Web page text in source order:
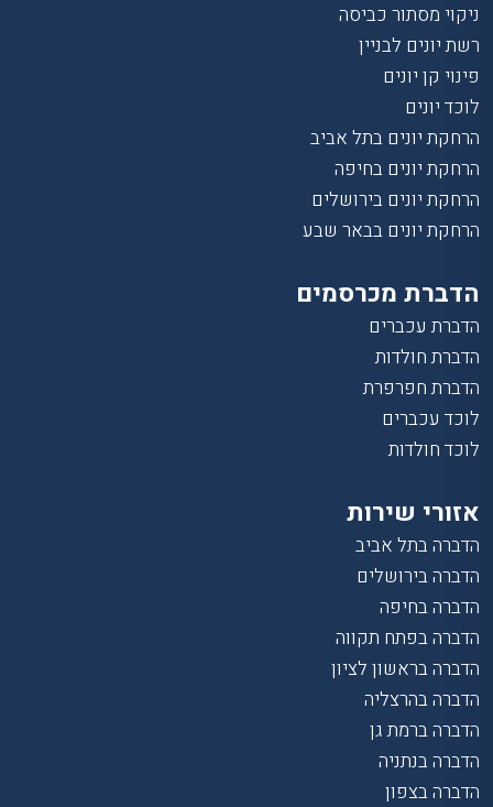
ניקוי מסתור כביסה
רשת יונים לבניין
פינוי קן יונים
לוכד יונים
הרחקת יונים בתל אביב
הרחקת יונים בחיפה
הרחקת יונים בירושלים
הרחקת יונים בבאר שבע
הדברת מכרסמים
הדברת עכברים
הדברת חולדות
הדברת חפרפרת
לוכד עכברים
לוכד חולדות
אזורי שירות
הדברה בתל אביב
הדברה בירושלים
הדברה בחיפה
הדברה בפתח תקווה
הדברה בראשון לציון
הדברה בהרצליה
הדברה ברמת גן
הדברה בנתניה
הדברה בצפון